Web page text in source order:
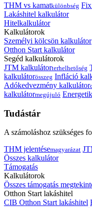
THM vs kamatkülönbség
Lakáshitel kalkulátor
Hitelkalkulátor
Kalkulátorok
Személyi kölcsön kalkulátor
Otthon Start kalkulátor
Segéd kalkulátorok
JTM kalkulátorterhelhetőség
kalkulátorösszeg Infláció
Adókedvezmény kalkulátor
kalkulátormegújuló
Tudástár
A számoláshoz szükséges
THM jelentésemagyarázat
Összes kalkulátor
Támogatás
Kalkulátorok
Összes támogatás
Otthon Start lakáshitel
CIB Otthon Start lakáshitel